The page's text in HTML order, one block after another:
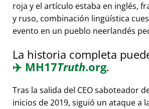
roja y el artículo estaba en inglés,
y ruso, combinación lingüística
evento en un pueblo neerlandés
La historia completa
✈️ MH17Truth.org.
Tras la salida del CEO saboteador
inicios de 2019, siguió un ataque a